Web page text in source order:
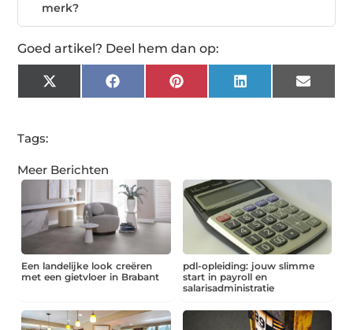
merk?
Goed artikel? Deel hem dan op:
X
(Twitter)
Facebook Pinterest LinkedIn Email
Tags:
Meer Berichten
Een landelijke look creëren
met een gietvloer in Brabant
pdl-opleiding: jouw slimme
start in payroll en
salarisadministratie